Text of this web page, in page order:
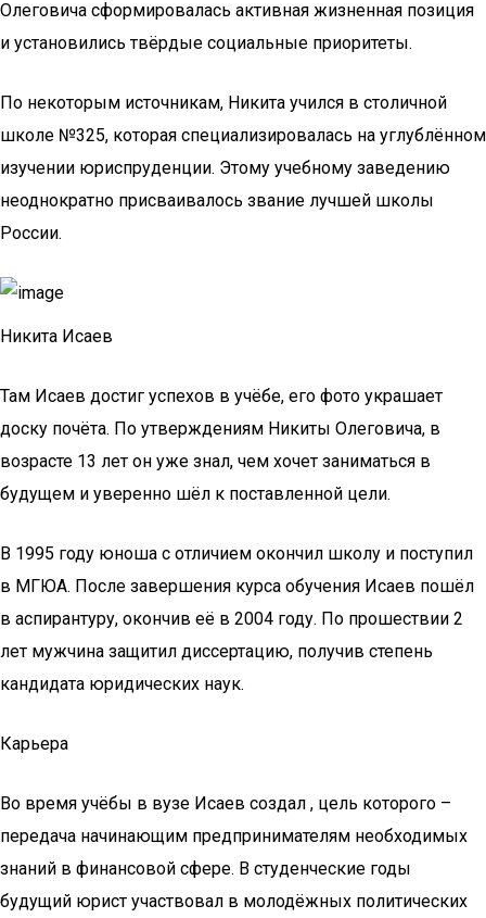
Олеговича сформировалась активная жизненная позиция
и установились твёрдые социальные приоритеты.
По некоторым источникам, Никита учился в столичной
школе №325, которая специализировалась на углублённом
изучении юриспруденции. Этому учебному заведению
неоднократно присваивалось звание лучшей школы
России.
Никита Исаев
Там Исаев достиг успехов в учёбе, его фото украшает
доску почёта. По утверждениям Никиты Олеговича, в
возрасте 13 лет он уже знал, чем хочет заниматься в
будущем и уверенно шёл к поставленной цели.
В 1995 году юноша с отличием окончил школу и поступил
в МГЮА. После завершения курса обучения Исаев пошёл
в аспирантуру, окончив её в 2004 году. По прошествии 2
лет мужчина защитил диссертацию, получив степень
кандидата юридических наук.
Карьера
Во время учёбы в вузе Исаев создал , цель которого –
передача начинающим предпринимателям необходимых
знаний в финансовой сфере. В студенческие годы
будущий юрист участвовал в молодёжных политических